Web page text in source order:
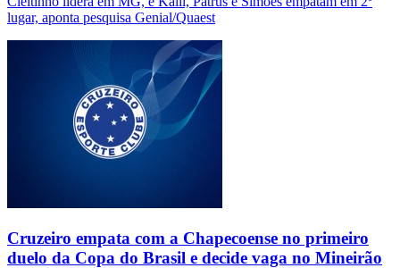
lugar, aponta pesquisa Genial/Quaest
Cruzeiro empata com a Chapecoense no primeiro
duelo da Copa do Brasil e decide vaga no Mineirão